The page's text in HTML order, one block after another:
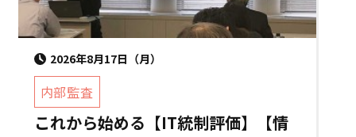
2026年8月17日（月）
内部監査
これから始める【IT統制評価】【情